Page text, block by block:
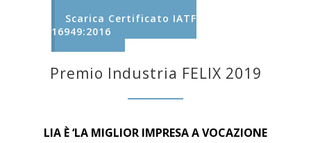
Scarica Certificato IATF
16949:2016
Premio Industria FELIX 2019
LIA È ‘LA MIGLIOR IMPRESA A VOCAZIONE